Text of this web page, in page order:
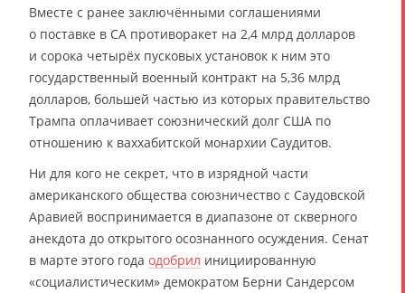
Вместе с ранее заключёнными соглашениями
о поставке в СА противоракет на 2,4 млрд долларов
и сорока четырёх пусковых установок к ним это
государственный военный контракт на 5,36 млрд
долларов, большей частью из которых правительство
Трампа оплачивает союзнический долг США по
отношению к ваххабитской монархии Саудитов.
Ни для кого не секрет, что в изрядной части
американского общества союзничество с Саудовской
Аравией воспринимается в диапазоне от скверного
анекдота до открытого осознанного осуждения. Сенат
в марте этого года одобрил инициированную
«социалистическим» демократом Берни Сандерсом